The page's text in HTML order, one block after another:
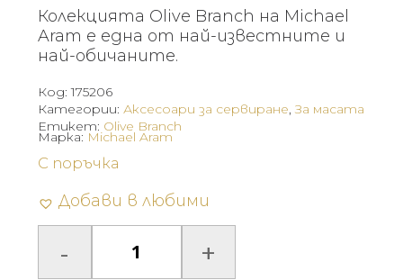
Колекцията Olive Branch на Michael
Aram е една от най-известните и
най-обичаните.
Код:175206
Категории: Аксесоари за сервиране,За масата
Етикет: Olive Branch
С поръчка
Добави в любими
Марка: Michael Aram